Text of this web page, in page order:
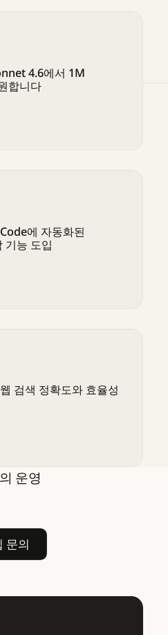
4.6에서 1M
합니다
에 자동화된
기능 도입
검색 정확도와 효율성
검색 정확도와 효율성 향상
운영
문의
도입 문의